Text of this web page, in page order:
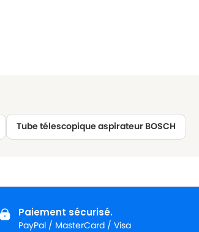
Tube télescopique aspirateur BOSCH
Paiement sécurisé.
PayPal / MasterCard / Visa